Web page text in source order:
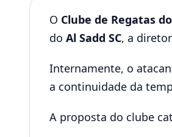
O Clube de Regatas
do Al Sadd SC, a
Internamente, o
a continuidade da
A proposta do clube